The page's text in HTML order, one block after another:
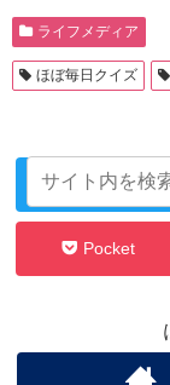
ライフメディア
ほぼ毎日クイズ
Twitter
Pocket